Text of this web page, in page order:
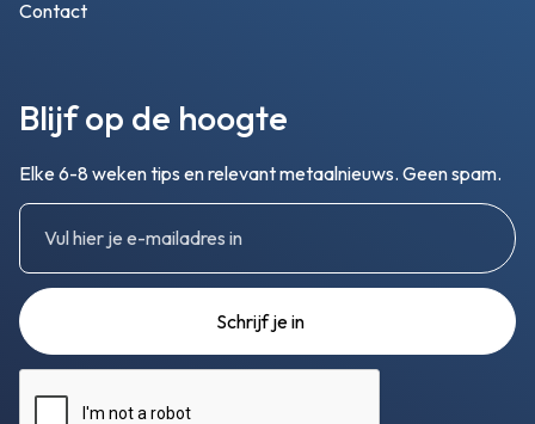
Contact
Blijf op de hoogte
Elke 6-8 weken tips en relevant metaalnieuws. Geen spam.